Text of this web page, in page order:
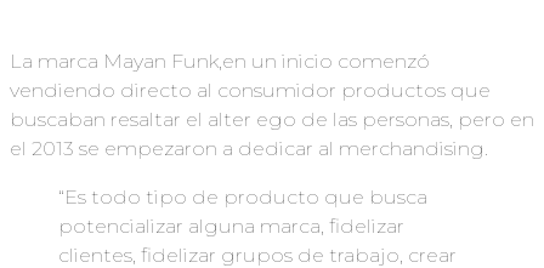
La marca Mayan Funk,en un inicio comenzó
vendiendo directo al consumidor productos que
buscaban resaltar el alter ego de las personas, pero en
el 2013 se empezaron a dedicar al merchandising.
“Es todo tipo de producto que busca
potencializar alguna marca, fidelizar
clientes, fidelizar grupos de trabajo, crear